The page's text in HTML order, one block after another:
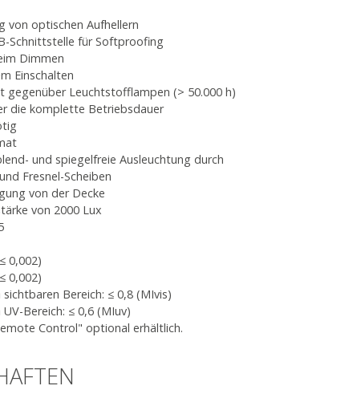
von optischen Aufhellern
Schnittstelle für Softproofing
Dimmen
Einschalten
gegenüber Leuchtstofflampen (> 50.000 h)
die komplette Betriebsdauer
und spiegelfreie Ausleuchtung durch
Fresnel-Scheiben
von der Decke
von 2000 Lux
0,002)
0,002)
Bereich: ≤ 0,8 (MIvis)
Bereich: ≤ 0,6 (MIuv)
Control" optional erhältlich.